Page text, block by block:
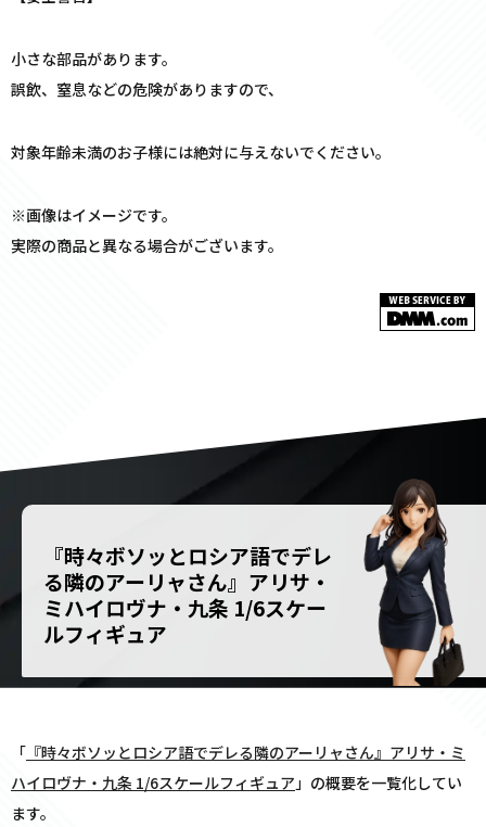
小さな部品があります。
誤飲、窒息などの危険がありますので、
対象年齢未満のお子様には絶対に与えないでください。
※画像はイメージです。
実際の商品と異なる場合がございます。
『時々ボソッとロシア語でデレ
る隣のアーリャさん』アリサ・
ミハイロヴナ・九条 1/6スケー
ルフィギュア
「 『時々ボソッとロシア語でデレる隣のアーリャさん』アリサ・ミ
ハイロヴナ・九条 1/6スケールフィギュア 」の概要を一覧化してい
ます。